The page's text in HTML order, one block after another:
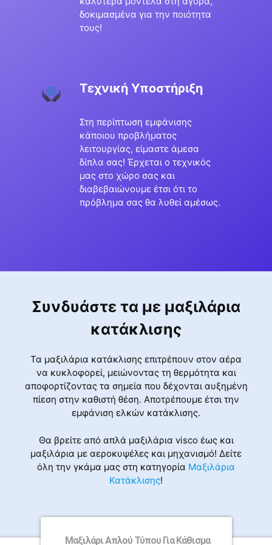
δοκιμασμένα για την ποιότητα
τους!
Τεχνική Υποστήριξη
Στη περίπτωση εμφάνισης
κάποιου προβλήματος
λειτουργίας, είμαστε άμεσα
δίπλα σας! Έρχεται ο τεχνικός
μας στο χώρο σας και
διαβεβαιώνουμε έτσι ότι το
πρόβλημα σας θα λυθεί αμέσως.
Συνδυάστε τα με μαξιλάρια
κατάκλισης
Τα μαξιλάρια κατάκλισης επιτρέπουν στον αέρα
να κυκλοφορεί, μειώνοντας τη θερμότητα και
αποφορτίζοντας τα σημεία που δέχονται αυξημένη
πίεση στην καθιστή θέση. Αποτρέπουμε έτσι την
εμφάνιση ελκών κατάκλισης.
Θα βρείτε από απλά μαξιλάρια visco έως και
μαξιλάρια με αεροκυψέλες και μηχανισμό! Δείτε
όλη την γκάμα μας στη κατηγορία Μαξιλάρια
Κατάκλισης!
Μαξιλάρι Απλού Τύπου Για Κάθισμα